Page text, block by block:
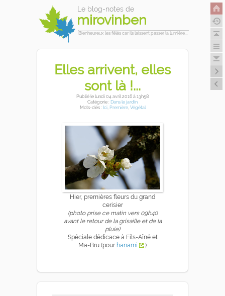
Le blog-notes de
mirovinben
Bienheureux les fêlés car ils laissent passer la lumière...
Elles arrivent, elles
sont là !...
Publiéle lundi 04 avril 2016à 13h58
Catégorie : Dans le jardin
Mots-clés : Ici, Première, Végétal
Hier, premières fleurs du grand
cerisier
(photo prise ce matin vers 09h40
avant le retour de la grisaille et de la
pluie)
Spéciale dédicace à Fils-Aîné et
Ma-Bru (pour hanami )